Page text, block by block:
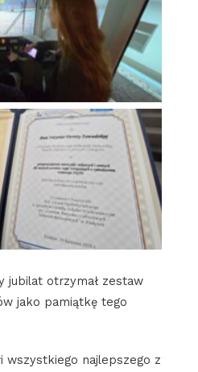
jubilat otrzymał zestaw
jako pamiątkę tego
wszystkiego najlepszego z